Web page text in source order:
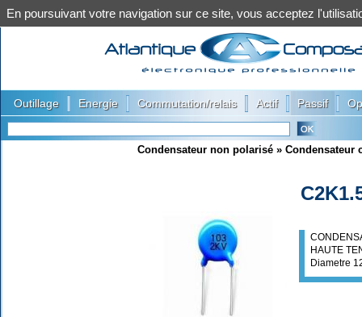
Outillage Energie Commutation/relais Actif Passif
Condensateur non polarisé » Condensateur
HAUTE
Diametre
En poursuivant votre navigation sur ce site, vous acceptez